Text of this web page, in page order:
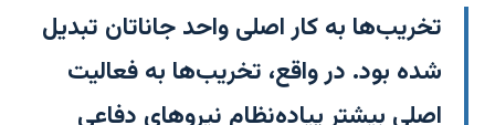
تخریب‌ها به کار اصلی واحد جاناتان تبدیل
شده بود. در واقع، تخریب‌ها به فعالیت
اصلی بیشتر پیاده‌نظام نیروهای دفاعی